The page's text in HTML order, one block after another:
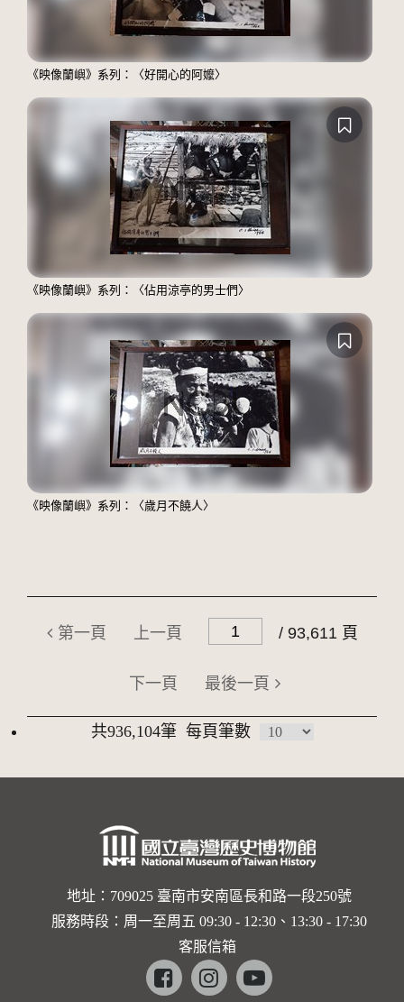
《映像蘭嶼》系列：〈好開心的阿嬤〉
《映像蘭嶼》系列：〈佔用涼亭的男士們〉
《映像蘭嶼》系列：〈歲月不饒人〉
第一頁 上一頁 / 93,611 頁
下一頁 最後一頁
共936,104筆 每頁筆數
地址：709025 臺南市安南區長和路一段250號
服務時段：周一至周五 09:30 - 12:30、13:30 - 17:30
客服信箱
Facebookinstagramyoutube